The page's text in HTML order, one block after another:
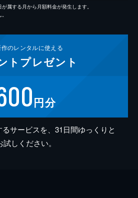
属する月から月額料金が発生します。
のレンタルに使える
ト プレゼント
円分
サービスを、31日間ゆっくりと
試しください。